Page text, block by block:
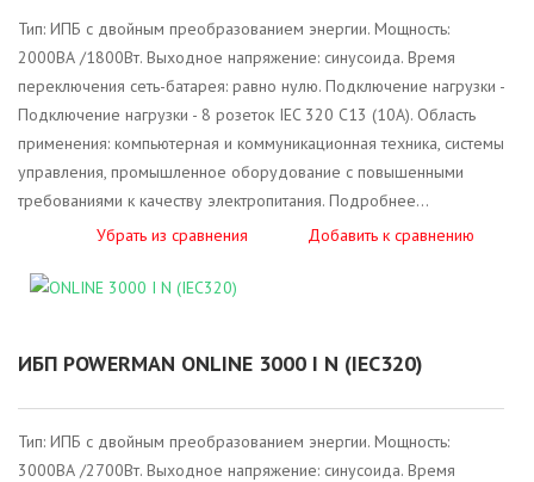
Тип: ИПБ с двойным преобразованием энергии. Мощность:
2000ВА /1800Вт. Выходное напряжение: синусоида. Время
переключения сеть-батарея: равно нулю. Подключение нагрузки -
Подключение нагрузки - 8 розеток IEC 320 С13 (10А). Область
применения: компьютерная и коммуникационная техника, системы
управления, промышленное оборудование с повышенными
требованиями к качеству электропитания. Подробнее...
Добавить к сравнению
Убрать из сравнения
ИБП POWERMAN ONLINE 3000 I N (IEC320)
Тип: ИПБ с двойным преобразованием энергии. Мощность:
3000ВА /2700Вт. Выходное напряжение: синусоида. Время